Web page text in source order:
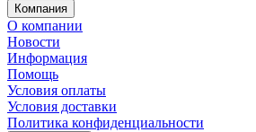
Компания
О компании
Новости
Информация
Помощь
Условия оплаты
Условия доставки
Политика конфиденциальности